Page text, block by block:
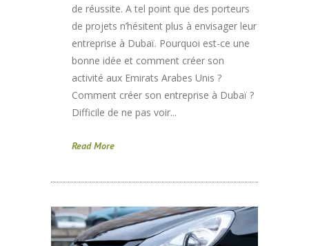
de réussite. A tel point que des porteurs
de projets n’hésitent plus à envisager leur
entreprise à Dubaï. Pourquoi est-ce une
bonne idée et comment créer son
activité aux Emirats Arabes Unis ?
Comment créer son entreprise à Dubaï ?
Difficile de ne pas voir...
Read More